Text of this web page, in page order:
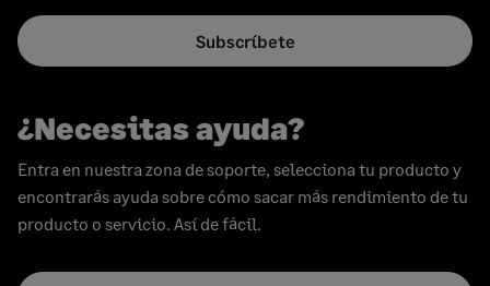
Subscríbete
¿Necesitas ayuda?
Entra en nuestra zona de soporte, selecciona tu producto y
encontrarás ayuda sobre cómo sacar más rendimiento de tu
producto o servicio. Así de fácil.